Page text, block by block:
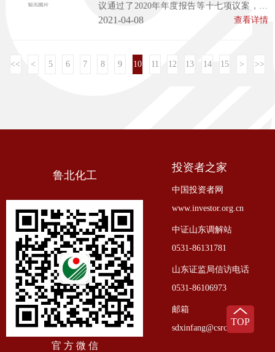
议通过了2020年年度报告等十七项议案，同
时对外披露了2020年度报告。2020年公司实
扣除非经常性损益的净利润为2.02亿元，较
上同期增长12....
2021-04-08 查看详情
<< < 5 6 7 8 9 10 11 12 13 14 15 > >>
鲁北化工
官 方 微 信
投资者之家
中国投资者网
www.investor.org.cn
中证山东调解站
0531-86131781
山东证监局信访电话
0531-86106973
邮箱
sdxinfang@csrc.gov.cn
TOP